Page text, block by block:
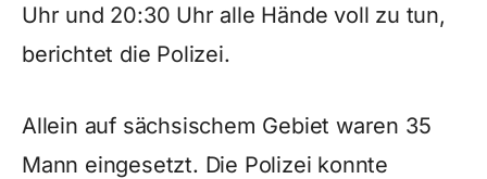
Uhr und 20:30 Uhr alle Hände voll zu tun,
berichtet die Polizei.
Allein auf sächsischem Gebiet waren 35
Mann eingesetzt. Die Polizei konnte